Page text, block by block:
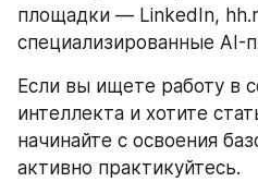
площадки — LinkedIn,
специализированные AI-
Если вы ищете работу в
интеллекта и хотите
начинайте с освоения
активно практикуйтесь.